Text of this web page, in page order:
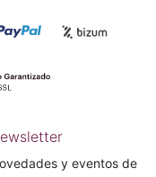
y eventos de